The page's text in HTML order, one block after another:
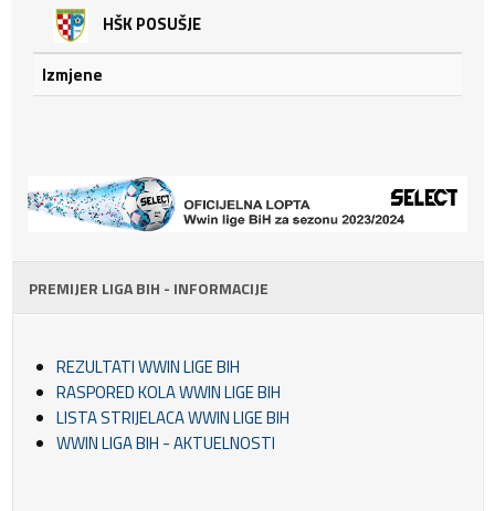
HŠK POSUŠJE
Izmjene
PREMIJER LIGA BIH - INFORMACIJE
REZULTATI WWIN LIGE BIH
RASPORED KOLA WWIN LIGE BIH
LISTA STRIJELACA WWIN LIGE BIH
WWIN LIGA BIH - AKTUELNOSTI